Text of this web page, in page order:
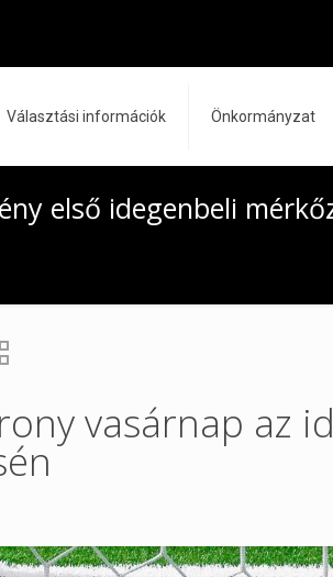
Választási információk Önkormányzat
első idegenbeli
vasárnap az